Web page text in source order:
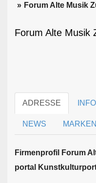
Forum Alte Musik
Forum Alte Musik
ADRESSE INFO
NEWS MARKEN
Firmen­profil Forum
portal